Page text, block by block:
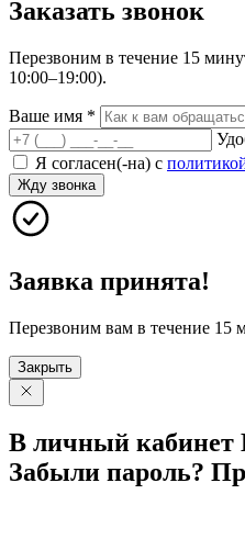
Заказать звонок
Перезвоним в течение 15
10:00–19:00).
Ваше имя *
Я согласен(-на) с
Жду звонка
Заявка принята!
Перезвоним вам в течение 15
Закрыть
В личный кабинет
Забыли пароль?